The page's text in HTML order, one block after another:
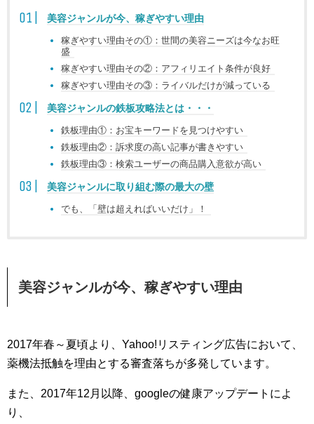
美容ジャンルが今、稼ぎやすい理由
稼ぎやすい理由その①：世間の美容ニーズは今なお旺
盛
稼ぎやすい理由その②：アフィリエイト条件が良好
稼ぎやすい理由その③：ライバルだけが減っている
美容ジャンルの鉄板攻略法とは・・・
鉄板理由①：お宝キーワードを見つけやすい
鉄板理由②：訴求度の高い記事が書きやすい
鉄板理由③：検索ユーザーの商品購入意欲が高い
美容ジャンルに取り組む際の最大の壁
でも、「壁は超えればいいだけ」！
美容ジャンルが今、稼ぎやすい理由
2017年春～夏頃より、Yahoo!リスティング広告において、
薬機法抵触を理由とする審査落ちが多発しています。
また、2017年12月以降、googleの健康アップデートによ
り、